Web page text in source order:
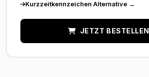
Kurzzeitkennzeichen Alternative →
JETZT BESTELLEN